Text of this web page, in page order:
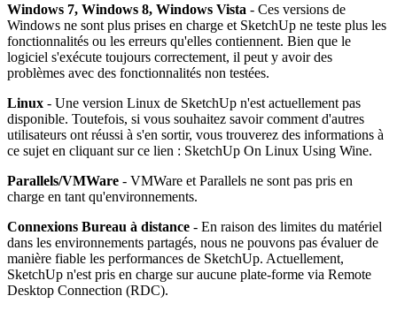
Windows 7, Windows 8, Windows Vista - Ces versions de
Windows ne sont plus prises en charge et SketchUp ne teste plus les
fonctionnalités ou les erreurs qu'elles contiennent. Bien que le
logiciel s'exécute toujours correctement, il peut y avoir des
problèmes avec des fonctionnalités non testées.
Linux - Une version Linux de SketchUp n'est actuellement pas
disponible. Toutefois, si vous souhaitez savoir comment d'autres
utilisateurs ont réussi à s'en sortir, vous trouverez des informations à
ce sujet en cliquant sur ce lien : SketchUp On Linux Using Wine.
Parallels/VMWare - VMWare et Parallels ne sont pas pris en
charge en tant qu'environnements.
Connexions Bureau à distance - En raison des limites du matériel
dans les environnements partagés, nous ne pouvons pas évaluer de
manière fiable les performances de SketchUp. Actuellement,
SketchUp n'est pris en charge sur aucune plate-forme via Remote
Desktop Connection (RDC).